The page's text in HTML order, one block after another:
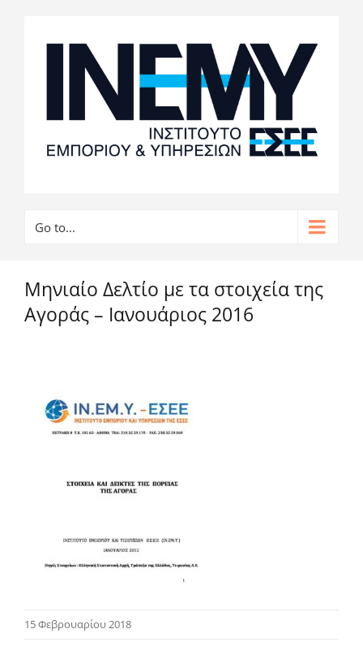
Go to...
Μηνιαίο Δελτίο με τα στοιχεία της
Αγοράς – Ιανουάριος 2016
15 Φεβρουαρίου 2018